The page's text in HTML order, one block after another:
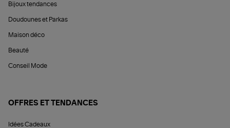
Bijoux tendances
Doudounes et Parkas
Maison déco
Beauté
Conseil Mode
OFFRES ET TENDANCES
Idées Cadeaux